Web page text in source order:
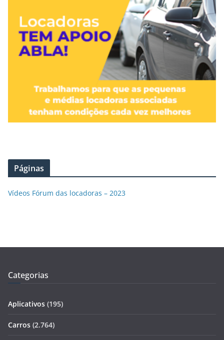
Páginas
Vídeos Fórum das locadoras – 2023
Categorias
Aplicativos (195)
Carros (2.764)